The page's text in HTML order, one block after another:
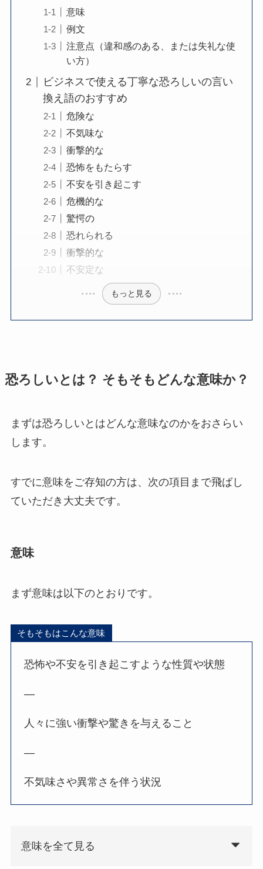
意味
例文
注意点（違和感のある、または失礼な使
い方）
ビジネスで使える丁寧な恐ろしいの言い
換え語のおすすめ
危険な
不気味な
衝撃的な
恐怖をもたらす
不安を引き起こす
危機的な
驚愕の
恐れられる
衝撃的な
不安定な
もっと見る
恐ろしいとは？ そもそもどんな意味か？
まずは恐ろしいとはどんな意味なのかをおさらい
します。
すでに意味をご存知の方は、次の項目まで飛ばし
ていただき大丈夫です。
意味
まず意味は以下のとおりです。
そもそもはこんな意味
恐怖や不安を引き起こすような性質や状態
—
人々に強い衝撃や驚きを与えること
—
不気味さや異常さを伴う状況
意味を全て見る